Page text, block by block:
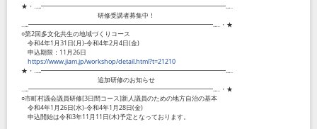
★・‥...━━━━━━━━━━━━━━━━━━━━━━━━━━━━━...‥
研修受講者募集中！
‥...━━━━━━━━━━━━━━━━━━━━━━━━━━━━━...‥・★
○第2回多文化共生の地域づくりコース
令和4年1月31日(月)-令和4年2月4日(金)
申込期限：11月26日
https://www.jiam.jp/workshop/detail.html?t=21210
★・‥...━━━━━━━━━━━━━━━━━━━━━━━━━━━━━...‥
追加研修のお知らせ
‥...━━━━━━━━━━━━━━━━━━━━━━━━━━━━━...‥・★
○市町村議会議員研修[3日間コース]新人議員のための地方自治の基本
令和4年1月26日(水)-令和4年1月28日(金)
申込開始は令和3年11月11日(木)予定となっております。